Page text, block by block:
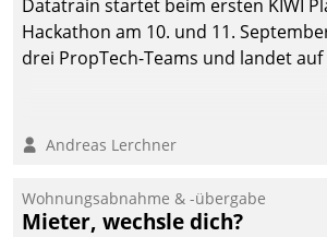
Datatrain startet beim ersten KIWI
Hackathon am 10. und 11.
drei PropTech-Teams und landet auf
Andreas Lerchner
Wohnungsabnahme & -übergabe
Mieter, wechsle dich?